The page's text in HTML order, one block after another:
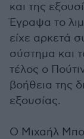
και της
Έγραψα το
είχε αρκετά
σύστημα και
τέλος ο
βοήθεια της
εξουσίας.
Ο Μιχαήλ